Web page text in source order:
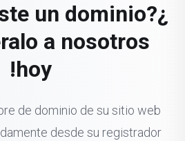
un dominio?
a nosotros
hoy!
de dominio de su sitio web
desde su registrador